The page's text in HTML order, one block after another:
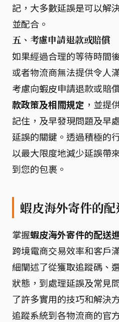
記，大多數延誤是可以解
並配合。
五、考慮申請退款或賠償
如果經過合理的等待時間
或者物流商無法提供令人
考慮向蝦皮申請退款或賠
款政策及相關規定 ，並提
記住，及早發現問題及早
延誤的關鍵。透過積極的
以最大限度地減少延誤帶
到您的包裹。
蝦皮海外寄件的
掌握蝦皮海外寄件的配送
跨境電商交易效率和客戶
細闡述了從獲取追蹤碼、
狀態，到處理延誤及常見
了許多實用的技巧和解決
追蹤系統到各物流商的官